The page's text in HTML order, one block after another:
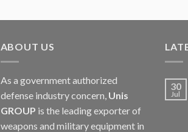
ABOUT US
As a government authorized
defense industry concern, Unis
GROUP is the leading exporter of
weapons and military equipment in
30
Jul